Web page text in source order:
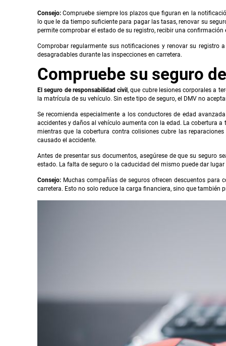
Consejo: Compruebe siempre los plazos que figuran en la
lo que le da tiempo suficiente para pagar las tasas, renovar su
permite comprobar el estado de su registro, recibir una
Comprobar regularmente sus notificaciones y renovar su
desagradables durante las inspecciones en carretera.
Compruebe su seguro
El seguro de responsabilidad civil , que cubre lesiones corporales a
la matrícula de su vehículo. Sin este tipo de seguro, el DMV no
Se recomienda especialmente a los conductores de edad
accidentes y daños al vehículo aumenta con la edad. La cobertura
mientras que la cobertura contra colisiones cubre las
causado el accidente.
Antes de presentar sus documentos, asegúrese de que su seguro
estado. La falta de seguro o la caducidad del mismo puede dar
Consejo: Muchas compañías de seguros ofrecen descuentos
carretera. Esto no solo reduce la carga financiera, sino que